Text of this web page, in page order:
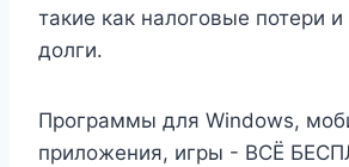
такие как налоговые потери
долги.
Программы для Windows,
приложения, игры - ВСЁ